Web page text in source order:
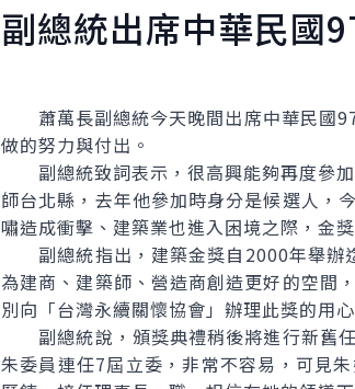
副總統出席中華民國
蕭萬長副總統今天晚間出席中華民國97
做的努力與付出。
副總統致詞表示，很高興能夠再度參加
師台北縣，去年他參加時身分是候選人，
嘯造成衝擊、建築業也進入困境之際，金
副總統指出，建築金獎自2000年舉辦
為建商、建築師、營造商創造更好的空間
別向「台灣永續關懷協會」辦理此獎的用
副總統說，頒獎典禮稍後將進行新舊任
朱委員連任7屆立委，非常不容易，可見